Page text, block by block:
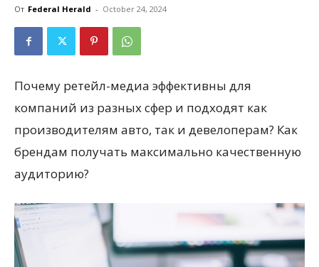
От Federal Herald - October 24, 2024
Почему ретейл-медиа эффективны для
компаний из разных сфер и подходят как
производителям авто, так и девелоперам? Как
брендам получать максимально качественную
аудиторию?